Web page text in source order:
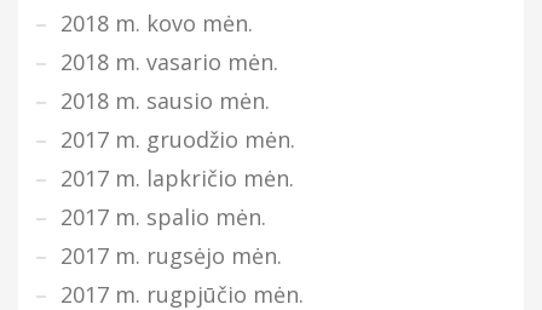
2018 m. kovo mėn.
2018 m. vasario mėn.
2018 m. sausio mėn.
2017 m. gruodžio mėn.
2017 m. lapkričio mėn.
2017 m. spalio mėn.
2017 m. rugsėjo mėn.
2017 m. rugpjūčio mėn.